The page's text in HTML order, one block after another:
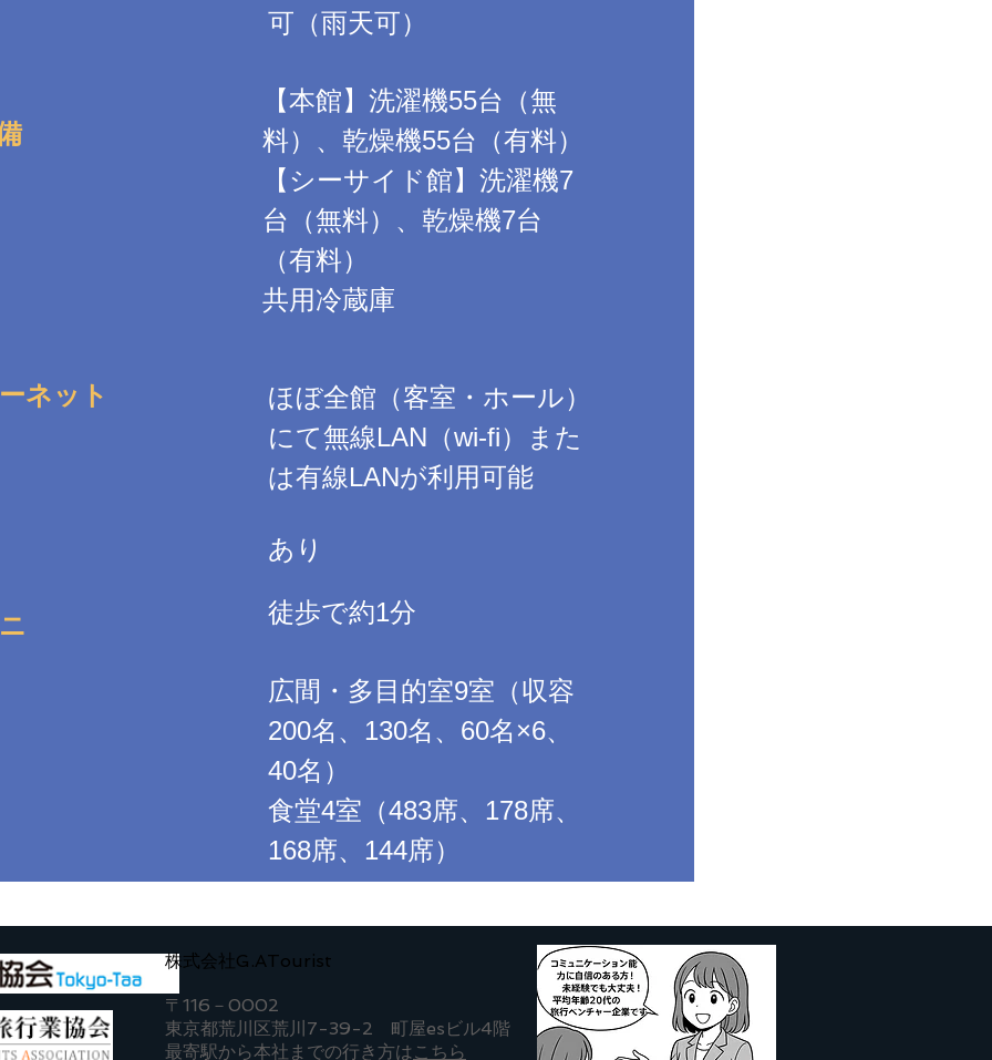
可（雨天可）
【本館】洗濯機55台（無
料）、乾燥機55台（有料）
【シーサイド館】洗濯機7
台（無料）、乾燥機7台
（有料）
共用冷蔵庫
ネット
ほぼ全館（客室・ホール）
にて無線LAN（wi-fi）また
は有線LANが利用可能
あり
徒歩で約1分
広間・多目的室9室（収容
200名、130名、60名×6、
40名）
食堂4室（483席、178席、
168席、144席）
株式会社G.ATourist
〒116－0002
東京都荒川区荒川7-39-2 町屋esビル4階
​最寄駅から本社までの行き方は こちら